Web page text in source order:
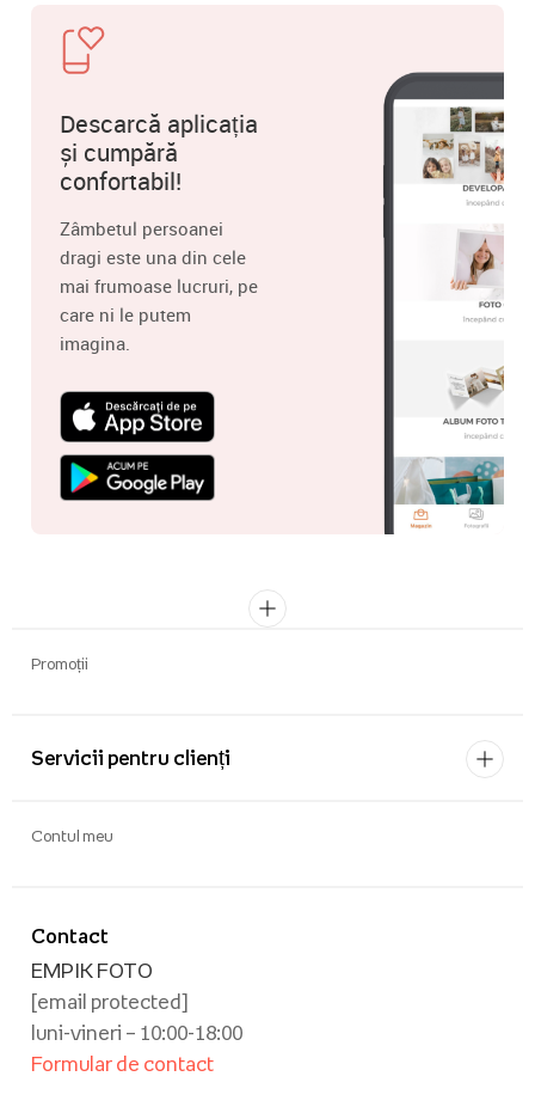
Descarcă aplicația
și cumpără
confortabil!
Zâmbetul persoanei
dragi este una din cele
mai frumoase lucruri, pe
care ni le putem
imagina.
Promoții
Servicii pentru clienți
Contact
EMPIK FOTO
[email protected]
luni-vineri – 10:00-18:00
Formular de contact
Contul meu